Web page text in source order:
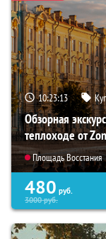
10:23:12
Обзорная
теплоходе от
Площадь Восстания
480 руб.
3000руб.